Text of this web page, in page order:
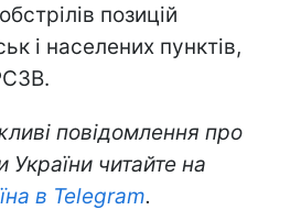
позицій
і населених пунктів,
повідомлення про
України читайте на
в Telegram.